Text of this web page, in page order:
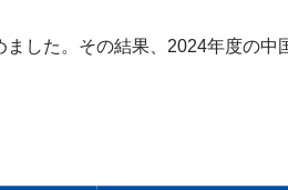
した。その結果、2024年度の中